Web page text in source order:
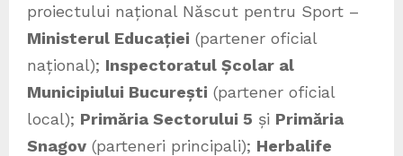
proiectului național Născut pentru Sport –
Ministerul Educației (partener oficial
național); Inspectoratul Școlar al
Municipiului București (partener oficial
local); Primăria Sectorului 5 și Primăria
Snagov (parteneri principali); Herbalife